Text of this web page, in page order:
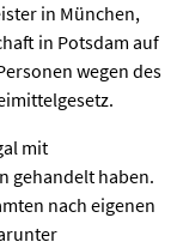
in München,
in Potsdam auf
wegen des
mit
gehandelt haben.
nach eigenen